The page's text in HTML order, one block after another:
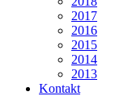
2017
2016
2015
2014
2013
Kontakt